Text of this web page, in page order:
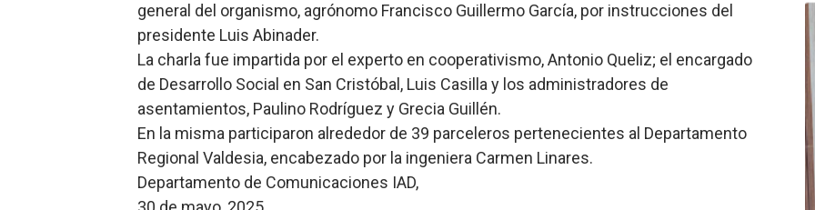
general del organismo, agrónomo Francisco Guillermo García, por instrucciones del
presidente Luis Abinader.
La charla fue impartida por el experto en cooperativismo, Antonio Queliz; el encargado
de Desarrollo Social en San Cristóbal, Luis Casilla y los administradores de
asentamientos, Paulino Rodríguez y Grecia Guillén.
En la misma participaron alrededor de 39 parceleros pertenecientes al Departamento
Regional Valdesia, encabezado por la ingeniera Carmen Linares.
Departamento de Comunicaciones IAD,